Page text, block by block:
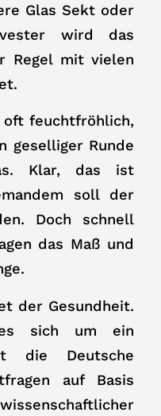
Glas Sekt oder
wird das
Regel mit vielen
feuchtfröhlich,
geselliger Runde
Klar, das ist
soll der
Doch schnell
das Maß und
der Gesundheit.
sich um ein
die Deutsche
auf Basis